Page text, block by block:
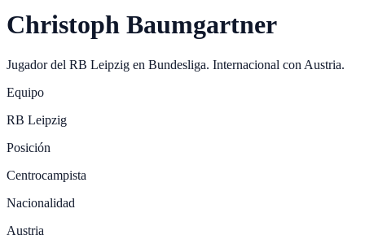
Christoph Baumgartner
Jugador del RB Leipzig en Bundesliga. Internacional con Austria.
Equipo
RB Leipzig
Posición
Centrocampista
Nacionalidad
Austria